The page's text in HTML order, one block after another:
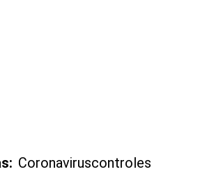
Coronaviruscontroles